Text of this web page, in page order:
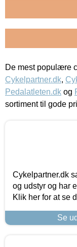
De mest populære
Cykelpartner.dk,
Pedalatleten.dk og
sortiment til gode
Cykelpartner.dk
og udstyr og har
Klik her for at se
Se